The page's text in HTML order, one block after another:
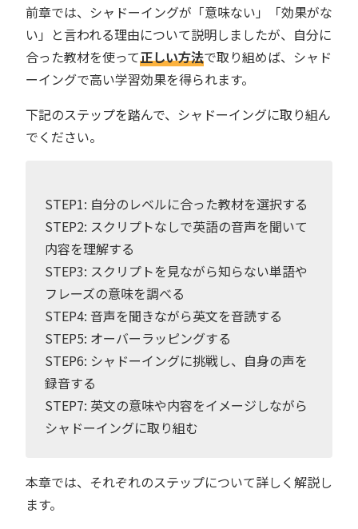
前章では、シャドーイングが「意味ない」「効果がな
い」と言われる理由について説明しましたが、自分に
合った教材を使って正しい方法で取り組めば、シャド
ーイングで高い学習効果を得られます。
下記のステップを踏んで、シャドーイングに取り組ん
でください。
STEP1: 自分のレベルに合った教材を選択する
STEP2: スクリプトなしで英語の音声を聞いて
内容を理解する
STEP3: スクリプトを見ながら知らない単語や
フレーズの意味を調べる
STEP4: 音声を聞きながら英文を音読する
STEP5: オーバーラッピングする
STEP6: シャドーイングに挑戦し、自身の声を
録音する
STEP7: 英文の意味や内容をイメージしながら
シャドーイングに取り組む
本章では、それぞれのステップについて詳しく解説し
ます。